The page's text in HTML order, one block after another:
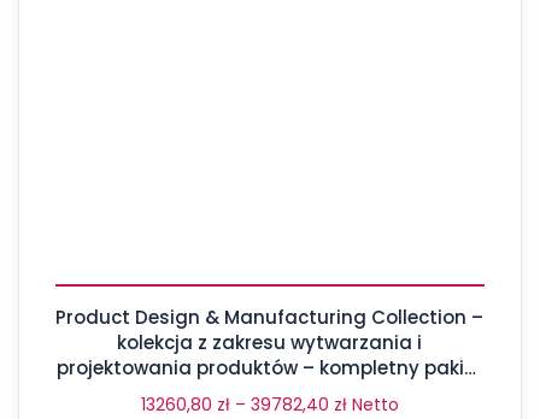
Product Design & Manufacturing Collection –
kolekcja z zakresu wytwarzania i
projektowania produktów – kompletny pakiet
aż 17 programów
13260,80 zł – 39782,40 zł Netto